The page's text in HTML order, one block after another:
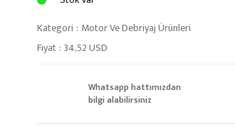
Kategori Motor Ve Debriyaj Ürünleri
Fiyat 34,52 USD
Whatsapp hattımızdan
bilgi alabilirsiniz